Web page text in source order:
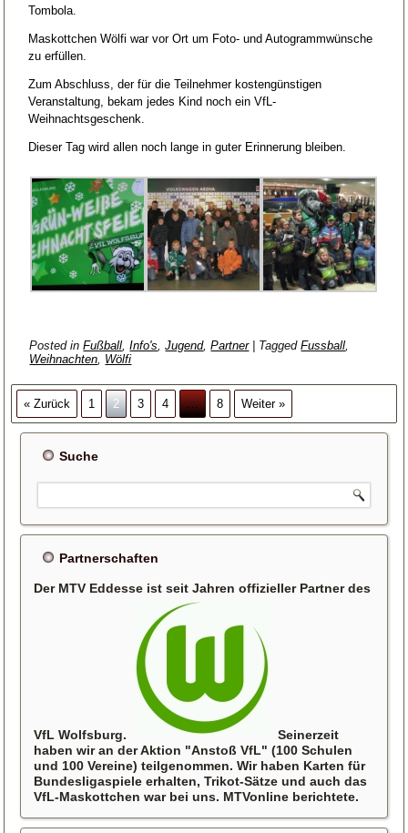
Tombola.
Maskottchen Wölfi war vor Ort um Foto- und Autogrammwünsche
zu erfüllen.
Zum Abschluss, der für die Teilnehmer kostengünstigen
Veranstaltung, bekam jedes Kind noch ein VfL-
Weihnachtsgeschenk.
Dieser Tag wird allen noch lange in guter Erinnerung bleiben.
Posted in Fußball ,Info's ,Jugend,Partner| Tagged Fussball
Weihnachten Wölfi
« Zurück 1 2 3 4 … 8 Weiter »
Suche
Partnerschaften
Der MTV Eddesse ist seit Jahren offizieller Partner des
VfL Wolfsburg.
Seinerzeit
haben wir an der Aktion "Anstoß VfL" (100 Schulen
und 100 Vereine) teilgenommen. Wir haben Karten für
Bundesligaspiele erhalten, Trikot-Sätze und auch das
VfL-Maskottchen war bei uns. MTVonline berichtete.